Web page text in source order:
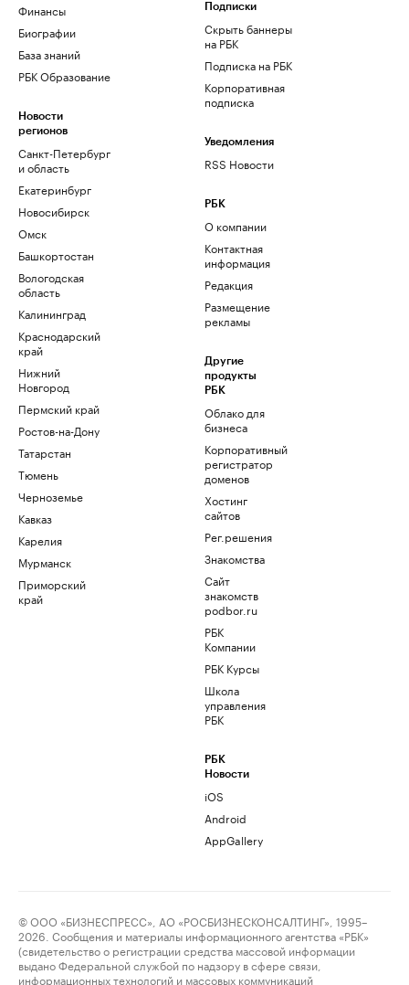
Финансы
Биографии
База знаний
РБК Образование
Новости
регионов
Санкт-Петербург
и область
Екатеринбург
Новосибирск
Омск
Башкортостан
Вологодская
область
Калининград
Краснодарский
край
Нижний
Новгород
Пермский край
Ростов-на-Дону
Татарстан
Тюмень
Черноземье
Кавказ
Карелия
Мурманск
Приморский
край
Подписки
Скрыть баннеры
на РБК
Подписка на РБК
Корпоративная
подписка
Уведомления
RSS Новости
РБК
О компании
Контактная
информация
Редакция
Размещение
рекламы
Другие
продукты
РБК
Облако для
бизнеса
Корпоративный
регистратор
доменов
Хостинг
сайтов
Рег.решения
Знакомства
Сайт
знакомств
podbor.ru
РБК
Компании
РБК Курсы
Школа
управления
РБК
РБК
Новости
iOS
Android
AppGallery
© ООО «БИЗНЕСПРЕСС», АО «РОСБИЗНЕСКОНСАЛТИНГ», 1995–
2026. Сообщения и материалы информационного агентства «РБК»
(свидетельство о регистрации средства массовой информации
выдано Федеральной службой по надзору в сфере связи,
информационных технологий и массовых коммуникаций